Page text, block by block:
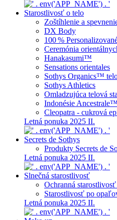
Starostlivosť o telo
Zoštíhlenie a
DX Body
100 %
Ceremónia
Hanakasumi™
Sensations orientales
Sothys Organics™
Sothys Athletics
Omladzujúca telová
Indonésie Ancestrale™
Cleopatra - cukrová
Letná ponuka 2025 II.
Secrets de Sothys
Produkty Secrets de
Letná ponuka 2025 II.
Slnečná starostlivosť
Ochranná
Starostlivosť po
Letná ponuka 2025 II.